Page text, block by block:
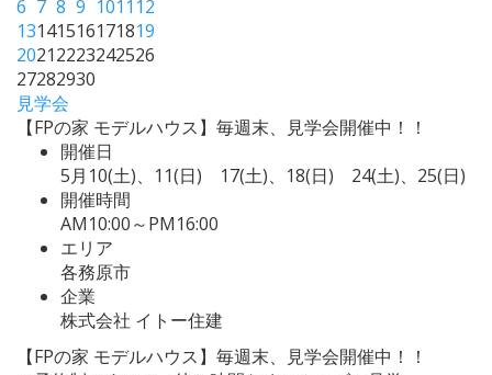
6 7 8 9 1011 12
13141516171819
20212223242526
27282930
見学会
【FPの家 モデルハウス】毎週末、見学会開催中！！
開催日
5月10(土)、11(日) 17(土)、18(日) 24(土)、25(日)
開催時間
AM10:00～PM16:00
エリア
各務原市
企業
株式会社 イトー住建
【FPの家 モデルハウス】毎週末、見学会開催中！！